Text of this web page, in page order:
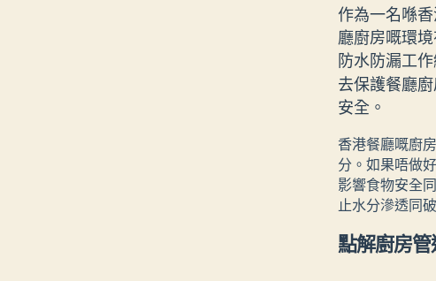
作為一名喺
廳廚房嘅環
防水防漏工
去保護餐廳
安全。
香港餐廳嘅廚
分。如果唔做好
影響食物安全
止水分滲透同
點解廚房